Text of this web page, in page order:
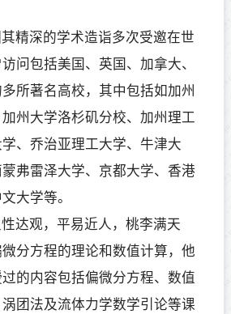
精深的学术造诣多次受邀在世
问包括美国、英国、加拿大、
所著名高校，其中包括如加州
州大学洛杉矶分校、加州理工
、乔治亚理工大学、牛津大
弗雷泽大学、京都大学、香港
大学等。
达观，平易近人，桃李满天
微分方程的理论和数值计算，他
的内容包括偏微分方程、数值
团法及流体力学数学引论等课